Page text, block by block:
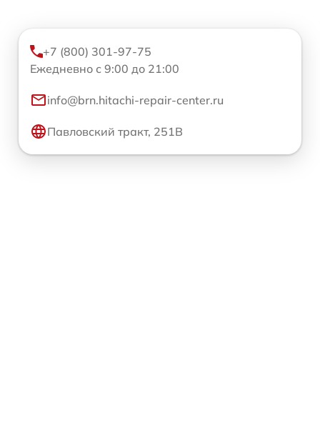
+7 (800) 301-97-75
Ежедневно с 9:00 до 21:00
info@brn.hitachi-repair-center.ru
Павловский тракт, 251В